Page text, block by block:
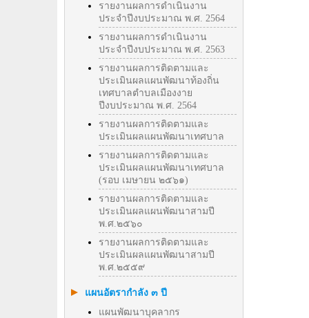
รายงานผลการดำเนินงาน
ประจำปีงบประมาณ พ.ศ. 2564
รายงานผลการดำเนินงาน
ประจำปีงบประมาณ พ.ศ. 2563
รายงานผลการติดตามและ
ประเมินผลแผนพัฒนาท้องถิ่น
เทศบาลตำบลเมืองงาย
ปีงบประมาณ พ.ศ. 2564
รายงานผลการติดตามและ
ประเมินผลแผนพัฒนาเทศบาล
รายงานผลการติดตามและ
ประเมินผลแผนพัฒนาเทศบาล
(รอบ เมษายน ๒๕๖๑)
รายงานผลการติดตามและ
ประเมินผลแผนพัฒนาสามปี
พ.ศ.๒๕๖๐
รายงานผลการติดตามและ
ประเมินผลแผนพัฒนาสามปี
พ.ศ.๒๕๕๙
แผนอัตรากำลัง ๓ ปี
แผนพัฒนาบุคลากร